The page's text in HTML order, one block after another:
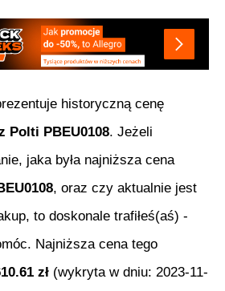
historyczną cenę
Polti PBEU0108. Jeżeli
jaka była najniższa cena
, oraz czy aktualnie jest
to doskonale trafiłeś(aś) -
Najniższa cena tego
zł (wykryta w dniu: 2023-11-